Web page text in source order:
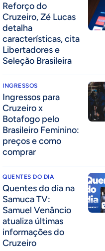
⁠Reforço do
Cruzeiro, Zé Lucas
detalha
características, cita
Libertadores e
Seleção Brasileira
INGRESSOS
Ingressos para
Cruzeiro x
Botafogo pelo
Brasileiro Feminino:
preços e como
comprar
QUENTES DO DIA
Quentes do dia na
Samuca TV:
Samuel Venâncio
atualiza últimas
informações do
Cruzeiro